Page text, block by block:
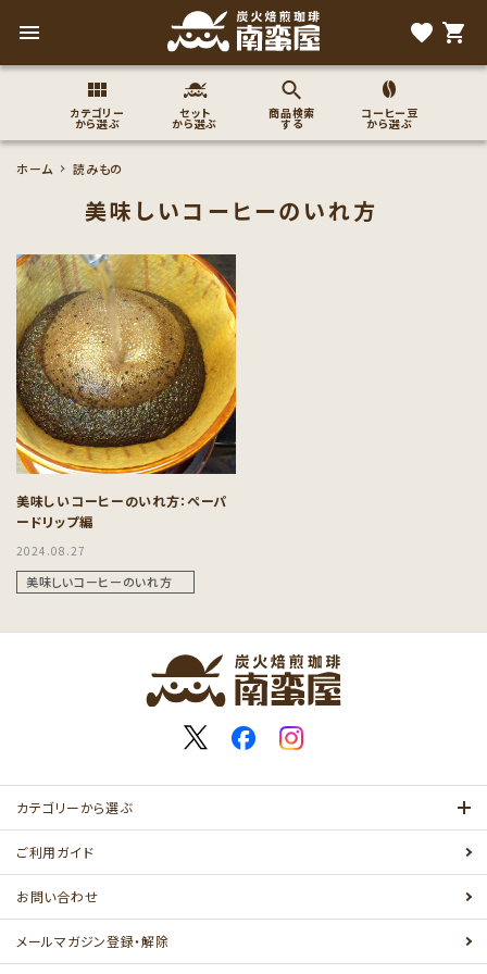
menu favorite shopping_cart
カテゴリー
から選ぶ
セット
から選ぶ
商品検索
する
コーヒー豆
から選ぶ
コーヒー豆のこだわり
コーヒー豆お好み検索
カテゴリーから探す
セット商品から探す
ご利用ガイド
インフォメーション
ホーム 読みもの
美味しいコーヒーのいれ方
美味しいコーヒーのいれ方：ペーパ
ードリップ編
2024.08.27
美味しいコーヒーのいれ方
カテゴリーから選ぶ
ご利用ガイド
お問い合わせ
メールマガジン登録・解除